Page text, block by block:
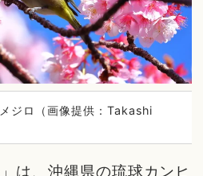
ジロ（画像提供：Takashi
は、沖縄県の琉球カンヒ